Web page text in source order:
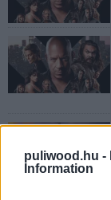
puliwood.hu -
Information